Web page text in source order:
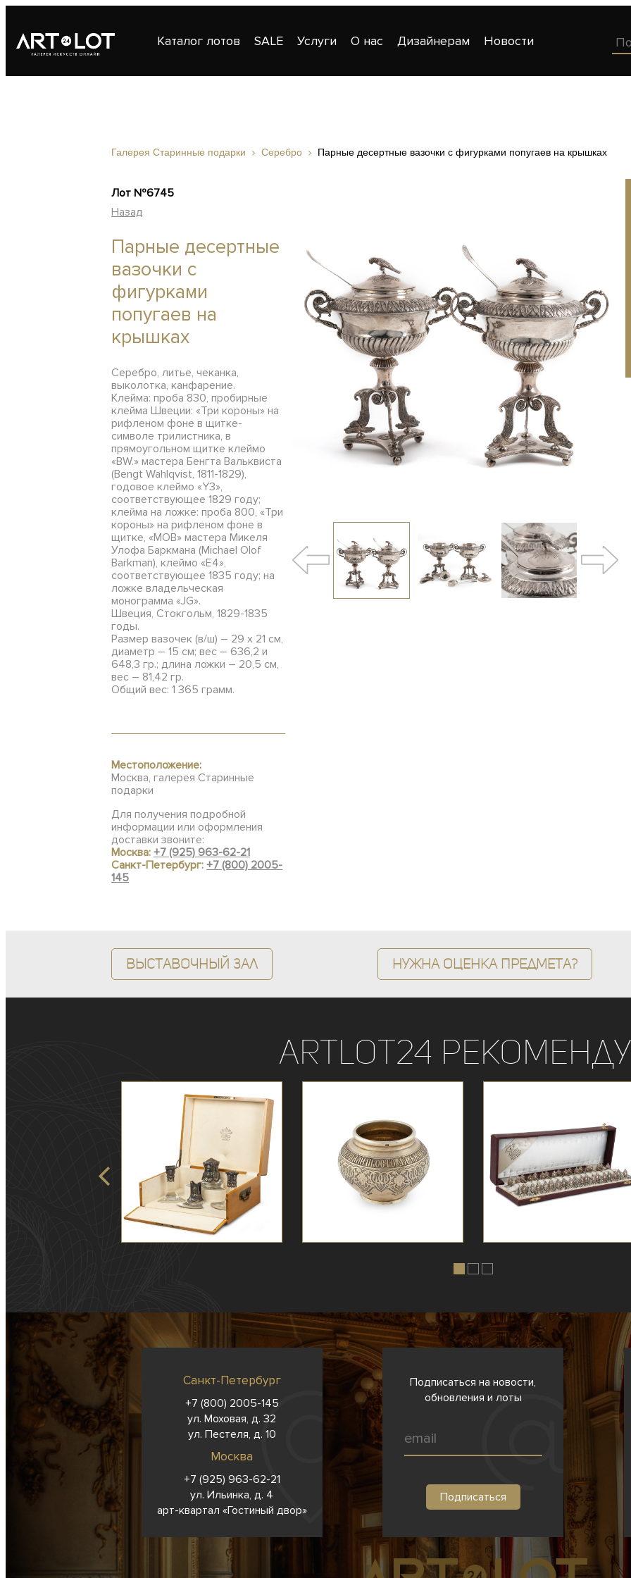
Каталог лотов SALE Услуги О нас Дизайнерам Новости
Галерея Старинные подарки Серебро Парные десертные вазочки с фигурками попугаев на крышках
Лот №6745
Назад
Парные десертные
вазочки с
фигурками
попугаев на
крышках
Серебро, литье, чеканка,
выколотка, канфарение.
Клейма: проба 830, пробирные
клейма Швеции: «Три короны» на
рифленом фоне в щитке-
символе трилистника, в
прямоугольном щитке клеймо
«BW.» мастера Бенгта Вальквиста
(Bengt Wahlqvist, 1811-1829),
годовое клеймо «Y3»,
соответствующее 1829 году;
клейма на ложке: проба 800, «Три
короны» на рифленом фоне в
щитке, «MOB» мастера Микеля
Улофа Баркмана (Michael Olof
Barkman), клеймо «Е4»,
соответствующее 1835 году; на
ложке владельческая
монограмма «JG».
Швеция, Стокгольм, 1829-1835
годы.
Размер вазочек (в/ш) – 29 х 21 см,
диаметр – 15 см; вес – 636,2 и
648,3 гр.; длина ложки – 20,5 см,
вес – 81,42 гр.
Общий вес: 1 365 грамм.
Местоположение:
Москва, галерея Старинные
подарки
Для получения подробной
информации или оформления
доставки звоните:
Москва: +7 (925) 963-62-21
Санкт-Петербург: +7 (800) 2005-
145
Выставочный зал Нужна оценка предмета?
ArtLot24
Санкт-Петербург
+7 (800) 2005-145
ул. Моховая, д. 32
ул. Пестеля, д. 10
Москва
+7 (925) 963-62-21
ул. Ильинка, д. 4
арт-квартал «Гостиный двор»
Подписаться на новости,
обновления и лоты